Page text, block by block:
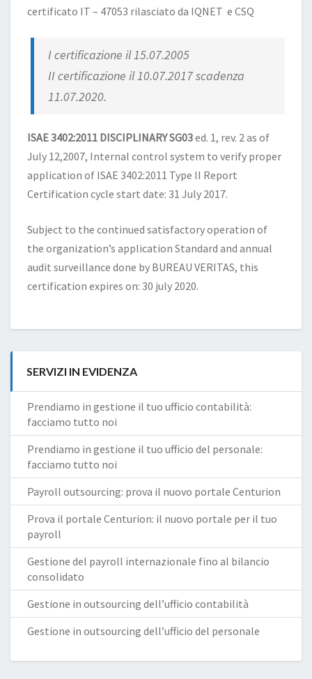
certificato IT – 47053 rilasciato da IQNET e CSQ
I certificazione il 15.07.2005
II certificazione il 10.07.2017 scadenza
11.07.2020.
ISAE 3402:2011 DISCIPLINARY SG03ed. 1, rev. 2 as of
July 12,2007, Internal control system to verify proper
application of ISAE 3402:2011 Type II Report
Certification cycle start date: 31 July 2017.
Subject to the continued satisfactory operation of
the organization’s application Standard and annual
audit surveillance done by BUREAU VERITAS, this
certification expires on: 30 july 2020.
SERVIZI IN EVIDENZA
Prendiamo in gestione il tuo ufficio contabilità:
facciamo tutto noi
Prendiamo in gestione il tuo ufficio del personale:
facciamo tutto noi
Payroll outsourcing: prova il nuovo portale Centurion
Prova il portale Centurion: il nuovo portale per il tuo
payroll
Gestione del payroll internazionale fino al bilancio
consolidato
Gestione in outsourcing dell’ufficio contabilità
Gestione in outsourcing dell’ufficio del personale